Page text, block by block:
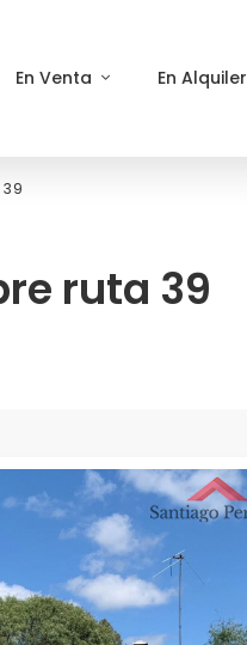
En Venta En Alquiler
39
ruta 39